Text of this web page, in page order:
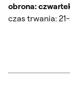
obrona:
czas trwania: